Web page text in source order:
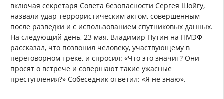
включая секретаря Совета безопасности Сергея Шойгу,
назвали удар террористическим актом, совершённым
после разведки и с использованием спутниковых данных.
На следующий день, 23 мая, Владимир Путин на ПМЭФ
рассказал, что позвонил человеку, участвующему в
переговорном треке, и спросил: «Что это значит? Они
просят о встрече и совершают такие ужасные
преступления?» Собеседник ответил: «Я не знаю».